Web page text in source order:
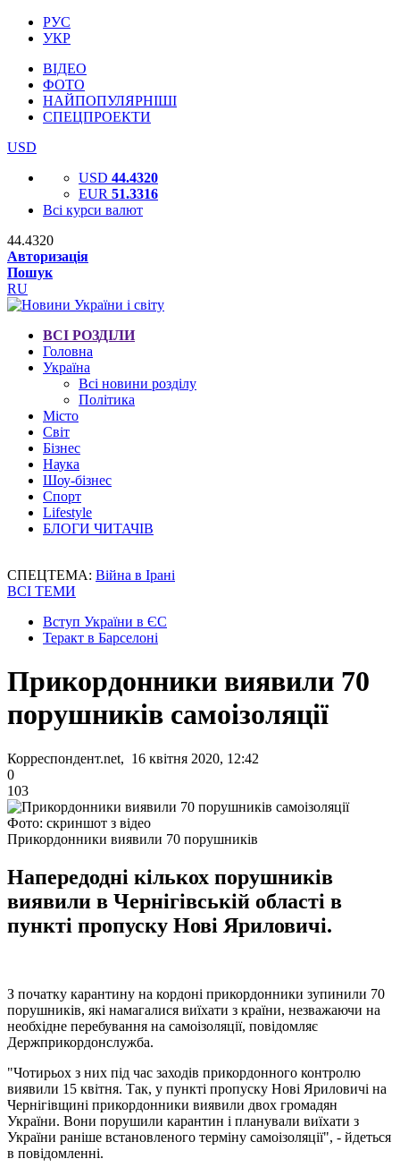
РУС
УКР
ВІДЕО
ФОТО
НАЙПОПУЛЯРНІШІ
СПЕЦПРОЕКТИ
USD
USD 44.4320
EUR 51.3316
Всі курси валют
44.4320
Авторизація
Пошук
RU
ВСІ РОЗДІЛИ
Головна
Україна
Всі новини розділу
Політика
Місто
Світ
Бізнес
Наука
Шоу-бізнес
Спорт
Lifestyle
БЛОГИ ЧИТАЧІВ
СПЕЦТЕМА: Війна в Ірані
ВСІ ТЕМИ
Вступ України в ЄС
Теракт в Барселоні
Прикордонники виявили 70
порушників самоізоляції
Корреспондент.net, 16 квітня 2020, 12:42
0
103
Фото: скриншот з відео
Прикордонники виявили 70 порушників
Напередодні кількох порушників
виявили в Чернігівській області в
пункті пропуску Нові Яриловичі.
З початку карантину на кордоні прикордонники зупинили 70
порушників, які намагалися виїхати з країни, незважаючи на
необхідне перебування на самоізоляції, повідомляє
Держприкордонслужба.
"Чотирьох з них під час заходів прикордонного контролю
виявили 15 квітня. Так, у пункті пропуску Нові Яриловичі на
Чернігівщині прикордонники виявили двох громадян
України. Вони порушили карантин і планували виїхати з
України раніше встановленого терміну самоізоляції", - йдеться
в повідомленні.